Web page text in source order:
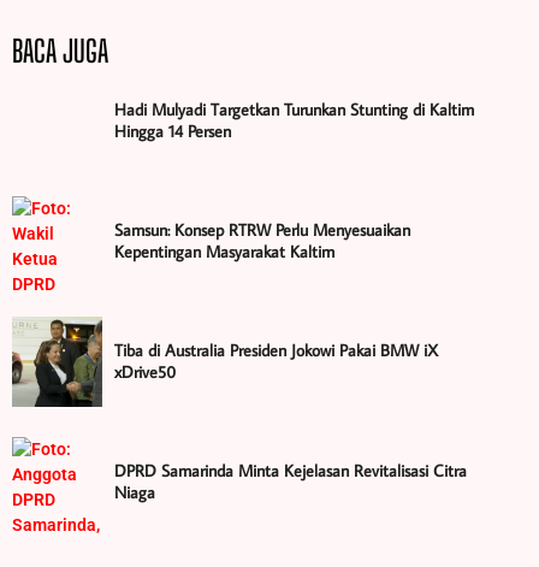
BACA JUGA
Hadi Mulyadi Targetkan Turunkan Stunting di Kaltim
Hingga 14 Persen
Samsun: Konsep RTRW Perlu Menyesuaikan
Kepentingan Masyarakat Kaltim
Tiba di Australia Presiden Jokowi Pakai BMW iX
xDrive50
DPRD Samarinda Minta Kejelasan Revitalisasi Citra
Niaga